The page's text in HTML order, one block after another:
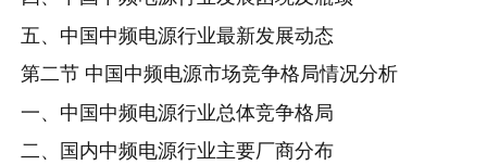
五、中国中频电源行业最新发展动态
第二节 中国中频电源市场竞争格局情况分析
一、中国中频电源行业总体竞争格局
二、国内中频电源行业主要厂商分布